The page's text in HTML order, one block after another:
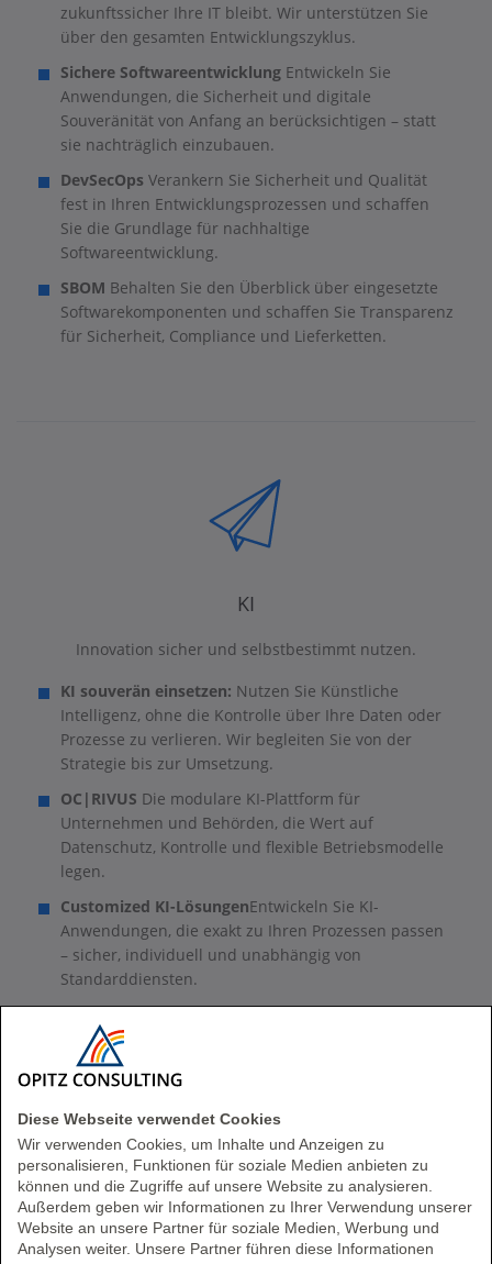
Diese Webseite verwendet Cookies
Wir verwenden Cookies, um Inhalte und Anzeigen zu
personalisieren, Funktionen für soziale Medien anbieten zu
können und die Zugriffe auf unsere Website zu analysieren.
Außerdem geben wir Informationen zu Ihrer Verwendung unserer
Website an unsere Partner für soziale Medien, Werbung und
Analysen weiter. Unsere Partner führen diese Informationen
zukunftssicher Ihre IT bleibt. Wir unterstützen Sie
über den gesamten Entwicklungszyklus.
Sichere Softwareentwicklung Entwickeln Sie
Anwendungen, die Sicherheit und digitale
Souveränität von Anfang an berücksichtigen – statt
sie nachträglich einzubauen.
DevSecOps Verankern Sie Sicherheit und Qualität
fest in Ihren Entwicklungsprozessen und schaffen
Sie die Grundlage für nachhaltige
Softwareentwicklung.
SBOM Behalten Sie den Überblick über eingesetzte
Softwarekomponenten und schaffen Sie Transparenz
für Sicherheit, Compliance und Lieferketten.
KI
Innovation sicher und selbstbestimmt nutzen.
KI souverän einsetzen: Nutzen Sie Künstliche
Intelligenz, ohne die Kontrolle über Ihre Daten oder
Prozesse zu verlieren. Wir begleiten Sie von der
Strategie bis zur Umsetzung.
OC|RIVUS Die modulare KI-Plattform für
Unternehmen und Behörden, die Wert auf
Datenschutz, Kontrolle und flexible Betriebsmodelle
legen.
Customized KI-LösungenEntwickeln Sie KI-
Anwendungen, die exakt zu Ihren Prozessen passen
– sicher, individuell und unabhängig von
Standarddiensten.
Vertrauenswürdige Chatbots:Intelligente Chatbots
mit nachvollziehbaren Antworten – auf Basis Ihrer
eigenen Daten und unter Ihrer Kontrolle.
Ihr Weg zur digitalen Souveränität
Digitale Souveränität entsteht nicht durch eine einzelne